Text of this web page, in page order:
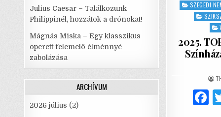
SZEGEDI
2025.
Julius Caesar – Találkozunk
Philippinél, hozzátok a drónokat!
Mágnás Miska – Egy klasszikus
operett felemelő élménnyé
zabolázása
ARCHÍVUM
2026 július (2)